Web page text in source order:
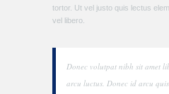
tortor. Ut vel justo quis lectus
vel libero.
Donec volutpat nibh sit amet
arcu luctus. Donec id arcu